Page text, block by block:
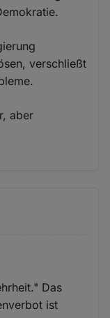
verschließt
aber
Das
ist